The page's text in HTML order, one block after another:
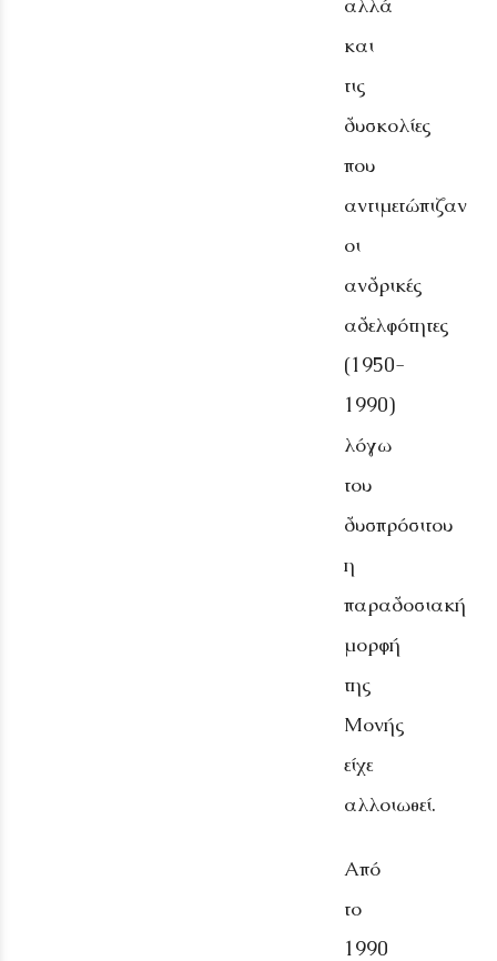
αλλά
και
τις
δυσκολίες
που
αντιμετώπιζαν
οι
ανδρικές
αδελφότητες
(1950-
1990)
λόγω
του
δυσπρόσιτου
η
παραδοσιακή
μορφή
της
Μονής
είχε
αλλοιωθεί.
Από
το
1990